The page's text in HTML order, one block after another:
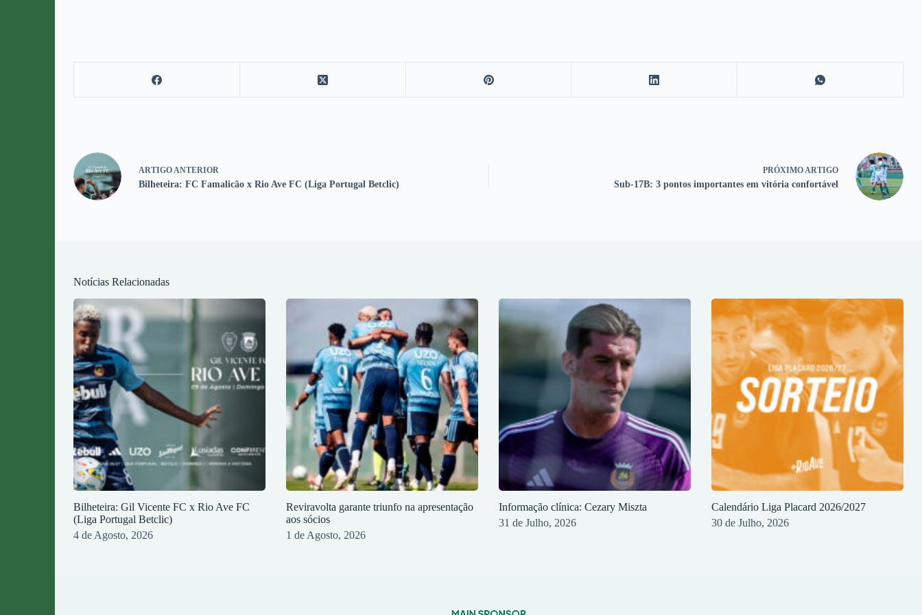
ARTIGO ANTERIOR
Bilheteira: FC Famalicão x Rio Ave FC (Liga Portugal Betclic)
PRÓXIMO ARTIGO
Sub-17B: 3 pontos importantes em vitória confortável
Notícias Relacionadas
Bilheteira: Gil Vicente FC x Rio Ave FC
(Liga Portugal Betclic)
4 de Agosto, 2026
Reviravolta garante triunfo na apresentação
aos sócios
1 de Agosto, 2026
Informação clínica: Cezary Miszta
31 de Julho, 2026
Calendário Liga Placard 2026/2027
30 de Julho, 2026